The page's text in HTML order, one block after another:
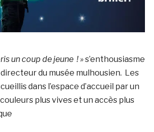
un coup de jeune ! »s’enthousiasme
du musée mulhousien. Les
dans l’espace d’accueil par un
plus vives et un accès plus